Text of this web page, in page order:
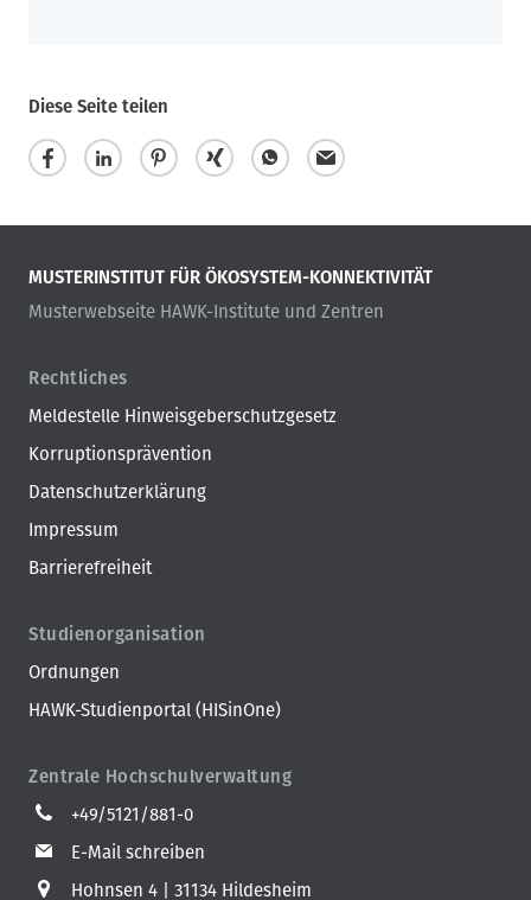
Diese Seite teilen
MUSTERINSTITUT FÜR ÖKOSYSTEM-KONNEKTIVITÄT
Musterwebseite HAWK-Institute und Zentren
Rechtliches
Meldestelle Hinweisgeberschutzgesetz
Korruptionsprävention
Datenschutzerklärung
Impressum
Barrierefreiheit
Studienorganisation
Ordnungen
HAWK-Studienportal (HISinOne)
Zentrale Hochschulverwaltung
+49/5121/881-0
E-Mail schreiben
Hohnsen 4
31134 Hildesheim